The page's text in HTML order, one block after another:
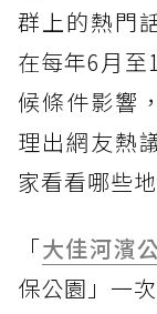
群上的熱門
在每年6月至
候條件影響
理出網友熱
家看看哪些
「大佳河濱
保公園」一